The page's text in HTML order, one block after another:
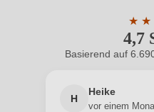
4,7
★ ★
Basierend auf
H
Heike
vor einem